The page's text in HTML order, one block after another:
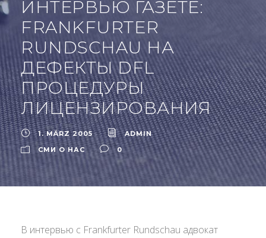
ИНТЕРВЬЮ ГАЗЕТЕ:
FRANKFURTER
RUNDSCHAU НА
ДЕФЕКТЫ DFL
ПРОЦЕДУРЫ
ЛИЦЕНЗИРОВАНИЯ
1. MÄRZ 2005
ADMIN
СМИ О НАС
0
В интервью с Frankfurter Rundschau адвокат